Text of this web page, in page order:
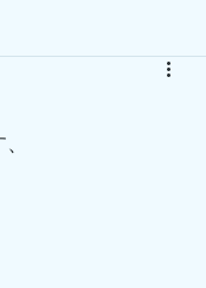
調査・点検